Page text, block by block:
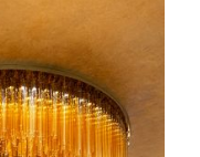
立てられたMGM